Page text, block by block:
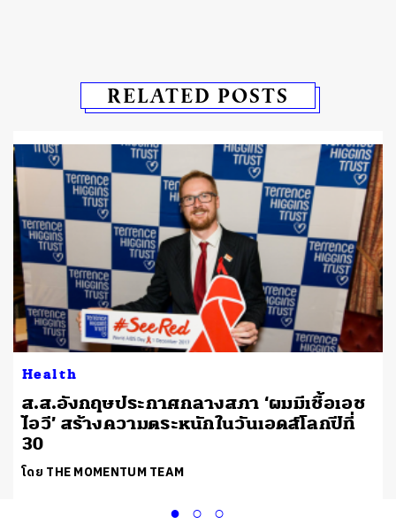
RELATED POSTS
Health
ส.ส.อังกฤษประกาศกลางสภา ‘ผมมีเชื้อเอช
ไอวี’ สร้างความตระหนักในวันเอดส์โลกปีที่
30
โดย THE MOMENTUM TEAM